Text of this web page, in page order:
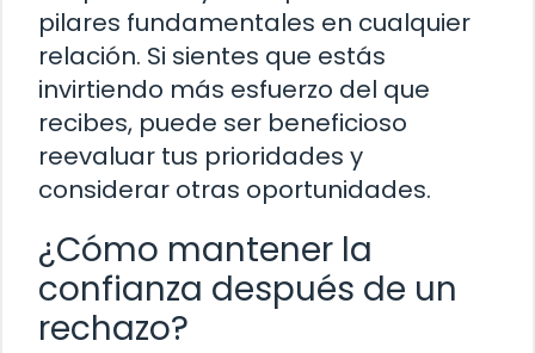
pilares fundamentales en cualquier
relación. Si sientes que estás
invirtiendo más esfuerzo del que
recibes, puede ser beneficioso
reevaluar tus prioridades y
considerar otras oportunidades.
¿Cómo mantener la
confianza después de un
rechazo?